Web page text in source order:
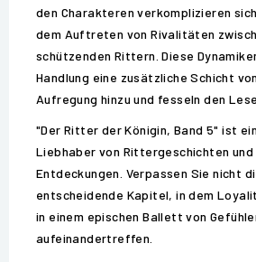
den Charakteren verkomplizieren
dem Auftreten von Rivalitäten
schützenden Rittern. Diese
Handlung eine zusätzliche Schicht
Aufregung hinzu und fesseln den
"Der Ritter der Königin, Band 5" ist
Liebhaber von Rittergeschichten und
Entdeckungen. Verpassen Sie nicht
entscheidende Kapitel, in dem
in einem epischen Ballett von
aufeinandertreffen.